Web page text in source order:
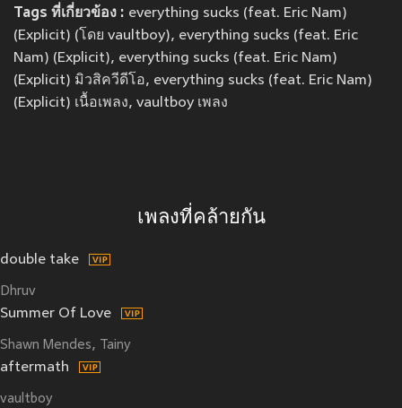
Tags ที่เกี่ยวข้อง : everything sucks (feat. Eric Nam)
(Explicit) (โดย vaultboy), everything sucks (feat. Eric
Nam) (Explicit), everything sucks (feat. Eric Nam)
(Explicit) มิวสิควีดีโอ, everything sucks (feat. Eric Nam)
(Explicit) เนื้อเพลง, vaultboy เพลง
เพลงที่คล้ายกัน
double take
Dhruv
Summer Of Love
Shawn Mendes Tainy
aftermath
vaultboy